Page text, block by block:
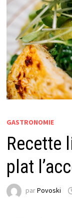
GASTRONOMIE
Recette
plat
parPovoski